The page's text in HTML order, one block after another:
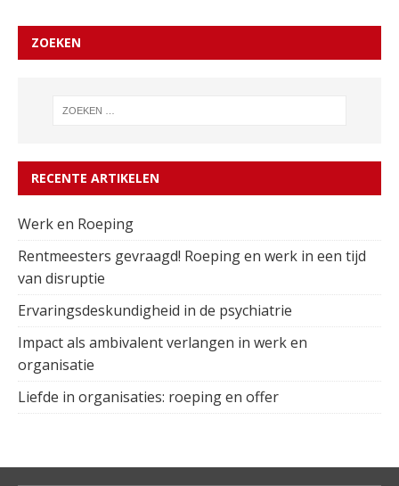
ZOEKEN
RECENTE ARTIKELEN
Werk en Roeping
Rentmeesters gevraagd! Roeping en werk in een tijd
van disruptie
Ervaringsdeskundigheid in de psychiatrie
Impact als ambivalent verlangen in werk en
organisatie
Liefde in organisaties: roeping en offer